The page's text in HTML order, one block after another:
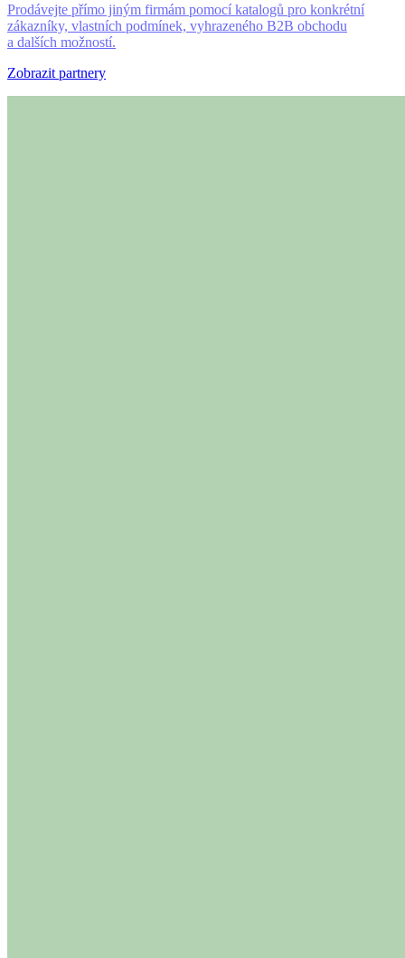
Prodávejte přímo jiným firmám pomocí katalogů pro konkrétní
zákazníky, vlastních podmínek, vyhrazeného B2B obchodu
a dalších možností.
Zobrazit partnery